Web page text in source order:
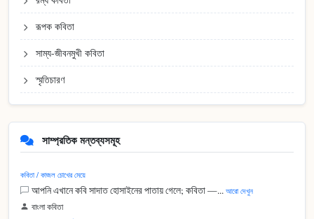
রূপক কবিতা
সাম্য-জীবনমুখী কবিতা
স্মৃতিচারণ
সাম্প্রতিক মন্তব্যসমূহ
কবিতা / কাজল চোখের মেয়ে
আপনি এখানে কবি সাদাত হোসাইনের পাতায় গেলে; কবিতা —... আরো দেখুন
বাংলা কবিতা